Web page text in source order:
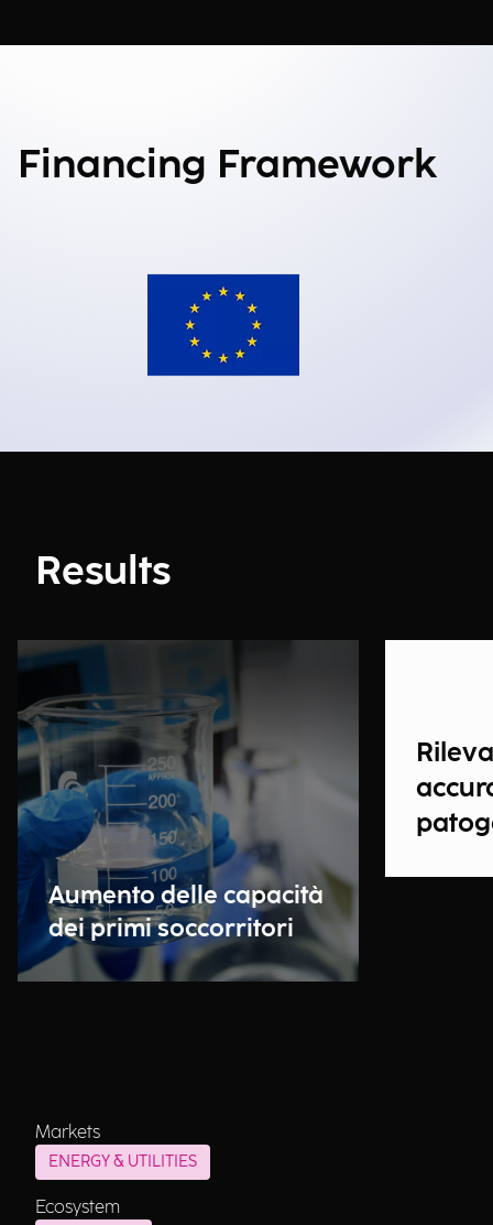
Financing Framework
Results
Aumento delle capacità
dei primi soccorritori
Markets
ENERGY & UTILITIES
Ecosystem